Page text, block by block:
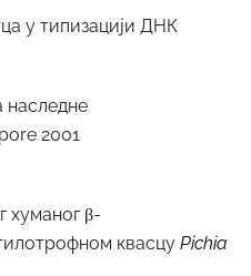
у типизацији ДНК
наследне
2001
хуманог β-
квасцу Pichia